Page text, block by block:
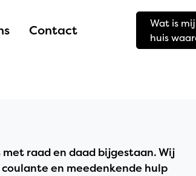
Contact
Wat is
huis
raad en daad bijgestaan. Wij
en meedenkende hulp